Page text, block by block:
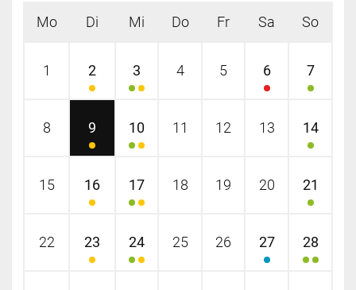
Mo Di Mi Do Fr Sa So
1 2 3 4 5 6 7
8 9 10 11 12 13 14
15 16 17 18 19 20 21
22 23 24 25 26 27 28